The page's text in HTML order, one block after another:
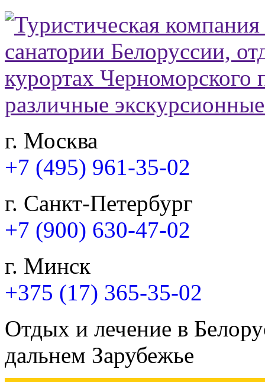
г. Москва
+7 (495) 961-35-02
г. Санкт-Петербург
+7 (900) 630-47-02
г. Минск
+375 (17) 365-35-02
Отдых и лечение в
дальнем Зарубежье